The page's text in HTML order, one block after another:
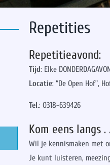
Repetities
Repetitieavond:
Tijd: Elke
Locatie: “De Open Hof”,
Tel.: 0318-639426
Kom eens langs .
Wil je kennismaken met
Je kunt luisteren,